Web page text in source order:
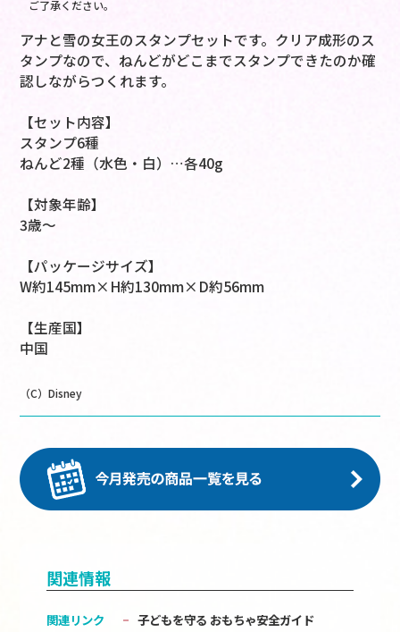
ご了承ください。
アナと雪の女王のスタンプセットです。クリア成形のス
タンプなので、ねんどがどこまでスタンプできたのか確
認しながらつくれます。
【セット内容】
スタンプ6種
ねんど2種（水色・白）…各40g
【対象年齢】
3歳～
【パッケージサイズ】
W約145mm×H約130mm×D約56mm
【生産国】
中国
（C）Disney
関連情報
関連リンク 子どもを守る おもちゃ安全ガイド